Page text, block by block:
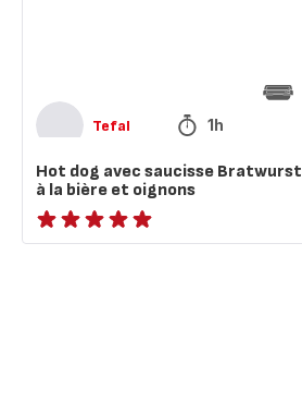
Tefal 1h
Hot dog avec saucisse Bratwurst
à la bière et oignons
ratings.NaN